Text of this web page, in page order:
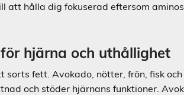
att hålla dig fokuserad eftersom
hjärna och uthållighet
sorts fett. Avokado, nötter, frön, fisk
och stöder hjärnans funktioner.